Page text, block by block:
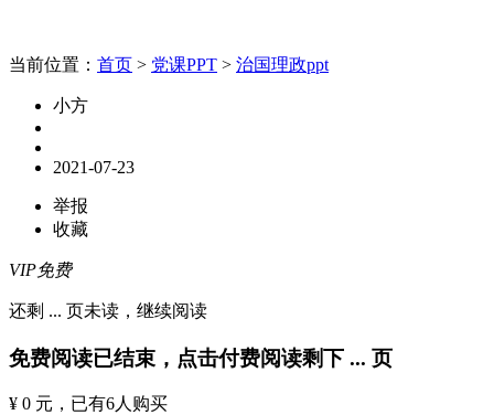
当前位置： 首页 > 党课PPT > 治国理政ppt
小方
2021-07-23
举报
收藏
VIP免费
还剩 ... 页未读， 继续阅读
免费阅读已结束，点击付费阅读剩下 ... 页
¥ 0 元 ，已有6人购买